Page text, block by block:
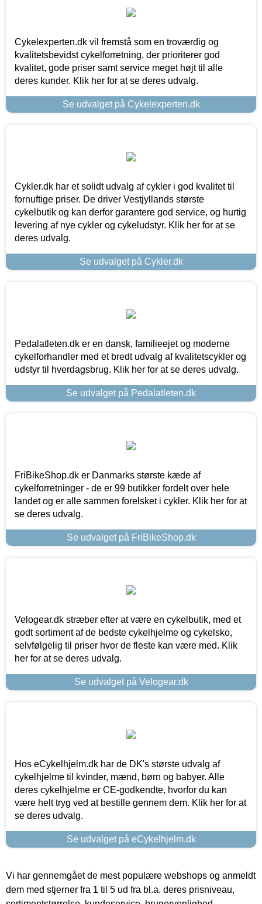
Cykelexperten.dk vil fremstå som en troværdig og
kvalitetsbevidst cykelforretning, der prioriterer god
kvalitet, gode priser samt service meget højt til alle
deres kunder. Klik her for at se deres udvalg.
Se udvalget på Cykelexperten.dk
Cykler.dk har et solidt udvalg af cykler i god kvalitet til
fornuftige priser. De driver Vestjyllands største
cykelbutik og kan derfor garantere god service, og hurtig
levering af nye cykler og cykeludstyr. Klik her for at se
deres udvalg.
Se udvalget på Cykler.dk
Pedalatleten.dk er en dansk, familieejet og moderne
cykelforhandler med et bredt udvalg af kvalitetscykler og
udstyr til hverdagsbrug. Klik her for at se deres udvalg.
Se udvalget på Pedalatleten.dk
FriBikeShop.dk er Danmarks største kæde af
cykelforretninger - de er 99 butikker fordelt over hele
landet og er alle sammen forelsket i cykler. Klik her for at
se deres udvalg.
Se udvalget på FriBikeShop.dk
Velogear.dk stræber efter at være en cykelbutik, med et
godt sortiment af de bedste cykelhjelme og cykelsko,
selvfølgelig til priser hvor de fleste kan være med. Klik
her for at se deres udvalg.
Se udvalget på Velogear.dk
Hos eCykelhjelm.dk har de DK's største udvalg af
cykelhjelme til kvinder, mænd, børn og babyer. Alle
deres cykelhjelme er CE-godkendte, hvorfor du kan
være helt tryg ved at bestille gennem dem. Klik her for at
se deres udvalg.
Se udvalget på eCykelhjelm.dk
Vi har gennemgået de mest populære webshops og anmeldt
dem med stjerner fra 1 til 5 ud fra bl.a. deres prisniveau,